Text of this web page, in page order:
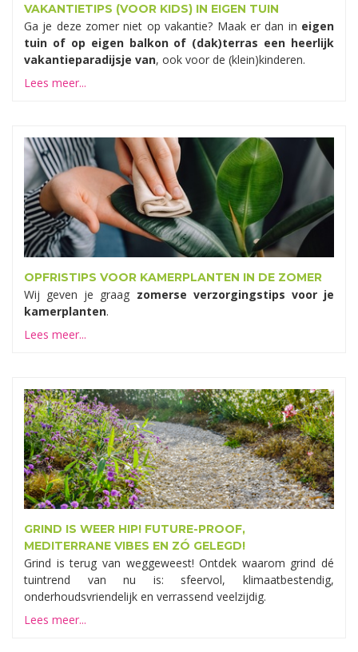
VAKANTIETIPS (VOOR KIDS) IN EIGEN TUIN
Ga je deze zomer niet op vakantie? Maak er dan in eigen
tuin of op eigen balkon of (dak)terras een heerlijk
vakantieparadijsje van, ook voor de (klein)kinderen.
Lees meer...
OPFRISTIPS VOOR KAMERPLANTEN IN DE ZOMER
Wij geven je graag zomerse verzorgingstips voor je
kamerplanten.
Lees meer...
GRIND IS WEER HIP! FUTURE-PROOF,
MEDITERRANE VIBES EN ZÓ GELEGD!
Grind is terug van weggeweest! Ontdek waarom grind dé
tuintrend van nu is: sfeervol, klimaatbestendig,
onderhoudsvriendelijk en verrassend veelzijdig.
Lees meer...